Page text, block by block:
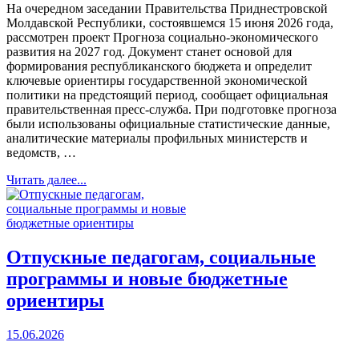
На очередном заседании Правительства Приднестровской
Молдавской Республики, состоявшемся 15 июня 2026 года,
рассмотрен проект Прогноза социально-экономического
развития на 2027 год. Документ станет основой для
формирования республиканского бюджета и определит
ключевые ориентиры государственной экономической
политики на предстоящий период, сообщает официальная
правительственная пресс-служба. При подготовке прогноза
были использованы официальные статистические данные,
аналитические материалы профильных министерств и
ведомств, …
Читать далее...
Отпускные педагогам, социальные
программы и новые бюджетные
ориентиры
15.06.2026